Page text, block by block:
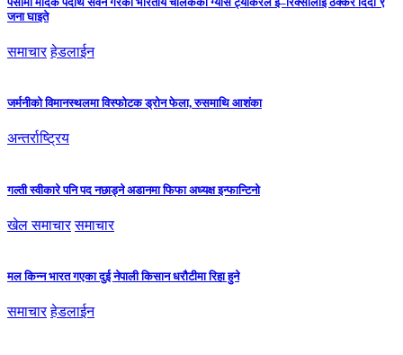
जना घाइते
समाचार हेडलाईन
जर्मनीको विमानस्थलमा विस्फोटक ड्रोन फेला, रुसमाथि आशंका
अन्तर्राष्ट्रिय
गल्ती स्वीकारे पनि पद नछाड्ने अडानमा फिफा अध्यक्ष इन्फान्टिनो
खेल समाचार समाचार
मल किन्न भारत गएका दुई नेपाली किसान धरौटीमा रिहा हुने
समाचार हेडलाईन